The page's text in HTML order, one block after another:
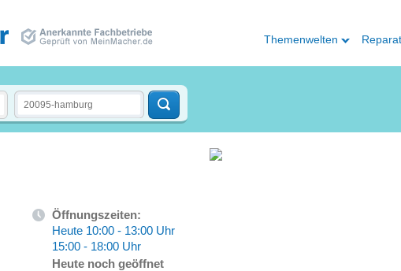
Themenwelten
Öffnungszeiten:
Heute 10:00 - 13:00 Uhr
15:00 - 18:00 Uhr
Heute noch geöffnet